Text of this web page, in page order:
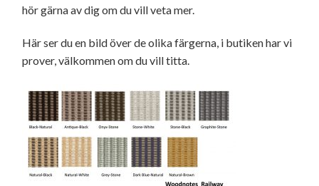
hör gärna av dig om du vill veta mer.
Här ser du en bild över de olika färgerna, i butiken har vi
prover, välkommen om du vill titta.